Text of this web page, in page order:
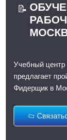
📝
Учебный центр
предлагает
Фидерщик в